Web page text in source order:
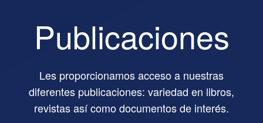
Publicaciones
Les proporcionamos acceso a nuestras
diferentes publicaciones: variedad en libros,
revistas así como documentos de interés.